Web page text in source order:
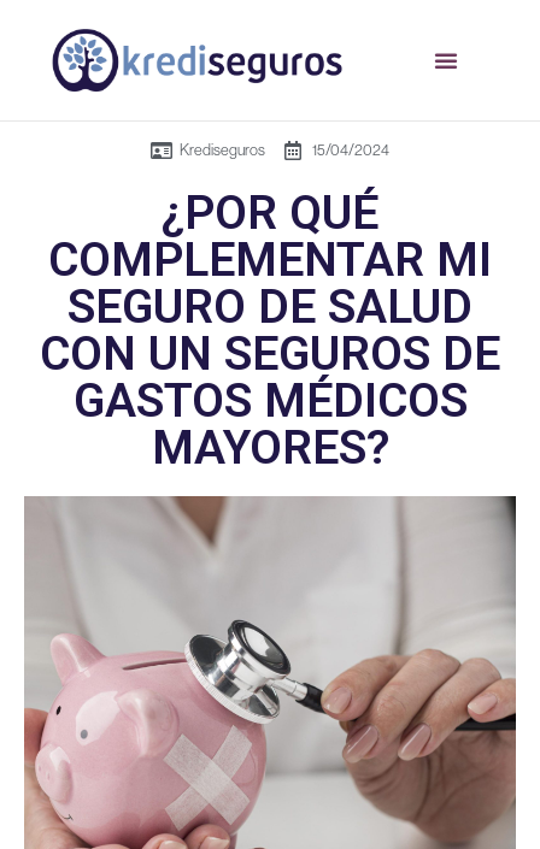
Krediseguros 15/04/2024
¿POR QUÉ
COMPLEMENTAR MI
SEGURO DE SALUD
CON UN SEGUROS DE
GASTOS MÉDICOS
MAYORES?